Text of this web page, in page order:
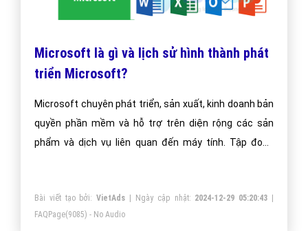
Microsoft là gì và lịch sử hình thành phát
triển Microsoft?
Microsoft chuyên phát triển, sản xuất, kinh doanh bản
quyền phần mềm và hỗ trợ trên diện rộng các sản
phẩm và dịch vụ liên quan đến máy tính. Tập đoàn
Bài viết tạo bởi:VietAds | Ngày cập nhật: 2024-12-29 05:20:43 |
FAQPage(9085) - No Audio